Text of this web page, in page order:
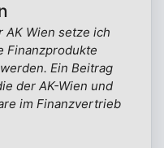
AK Wien setze ich
Finanzprodukte
Ein Beitrag
der AK-Wien und
im Finanzvertrieb